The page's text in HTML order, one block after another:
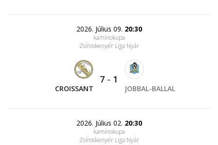
2026. Július 09. 20:30
kaminokupa
Zsíroskenyér Liga Nyár
CROISSANT
7 - 1
JOBBAL-BALLAL
2026. Július 02. 20:30
kaminokupa
Zsíroskenyér Liga Nyár